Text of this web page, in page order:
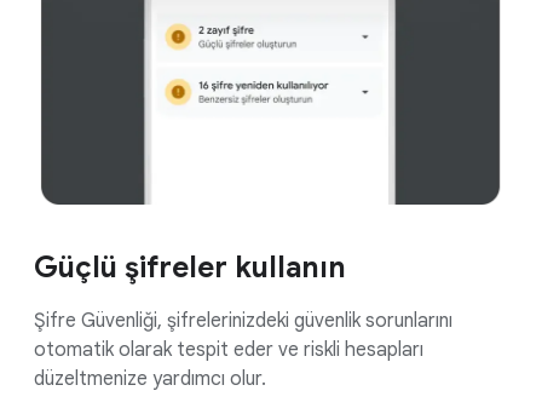
Güçlü şifreler kullanın
Şifre Güvenliği, şifrelerinizdeki güvenlik sorunlarını
otomatik olarak tespit eder ve riskli hesapları
düzeltmenize yardımcı olur.